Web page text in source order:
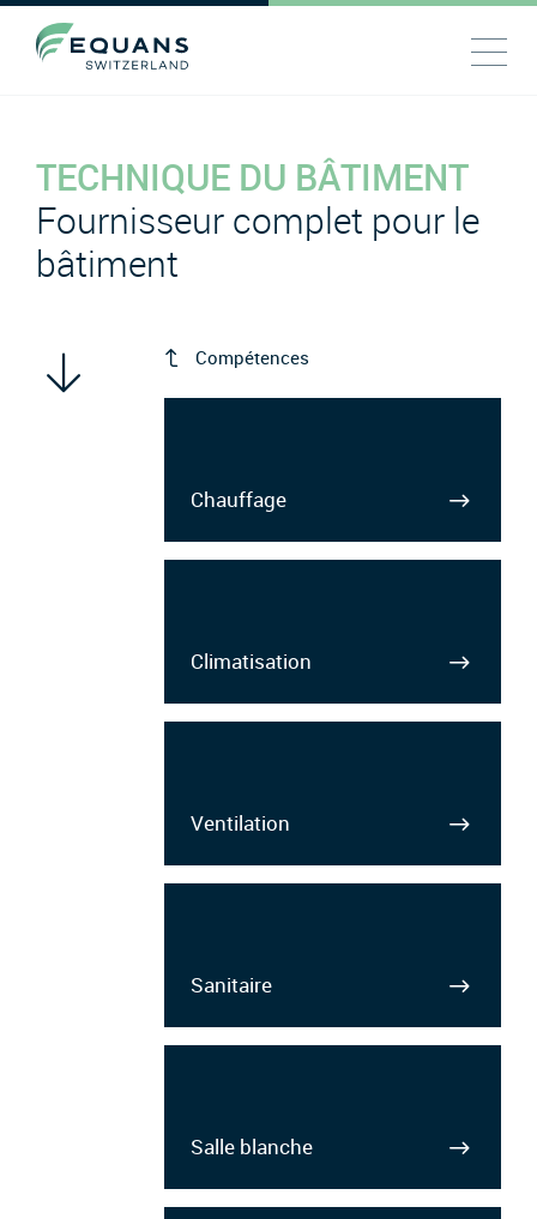
TECHNIQUE DU BÂTIMENT
Fournisseur complet pour le
bâtiment
Compétences
Chauffage
Climatisation
Ventilation
Sanitaire
Salle blanche